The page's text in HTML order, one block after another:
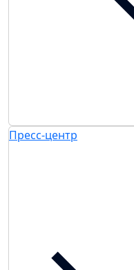
Пресс-центр